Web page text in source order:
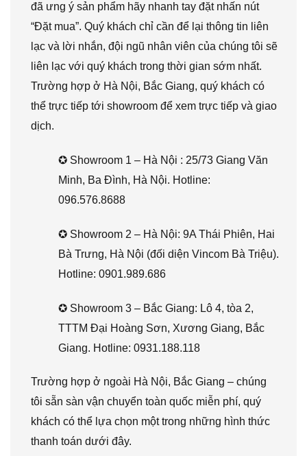
đã ưng ý sản phẩm hãy nhanh tay đặt nhấn nút
“Đặt mua”. Quý khách chỉ cần để lại thông tin liên
lạc và lời nhắn, đội ngũ nhân viên của chúng tôi sẽ
liên lạc với quý khách trong thời gian sớm nhất.
Trường hợp ở Hà Nội, Bắc Giang, quý khách có
thể trực tiếp tới showroom để xem trực tiếp và giao
dịch.
✪ Showroom 1 – Hà Nội : 25/73 Giang Văn
Minh, Ba Đình, Hà Nội. Hotline:
096.576.8688
✪ Showroom 2 – Hà Nội: 9A Thái Phiên, Hai
Bà Trưng, Hà Nội (đối diện Vincom Bà Triệu).
Hotline: 0901.989.686
✪ Showroom 3 – Bắc Giang: Lô 4, tòa 2,
TTTM Đại Hoàng Sơn, Xương Giang, Bắc
Giang. Hotline: 0931.188.118
Trường hợp ở ngoài Hà Nội, Bắc Giang – chúng
tôi sẵn sàn vận chuyển toàn quốc miễn phí, quý
khách có thể lựa chọn một trong những hình thức
thanh toán dưới đây.